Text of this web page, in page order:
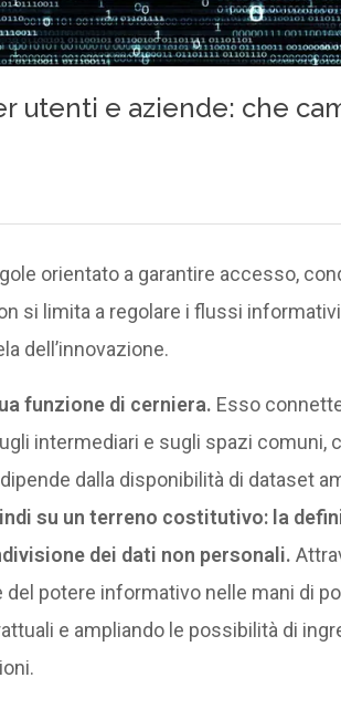
orientato a garantire accesso,
si limita a regolare i flussi
dell’innovazione.
funzione di cerniera. Esso
intermediari e sugli spazi comuni,
dalla disponibilità di dataset
su un terreno costitutivo: la
dei dati non personali.
potere informativo nelle mani di
e ampliando le possibilità di